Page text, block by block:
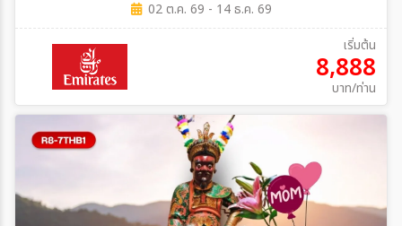
02 ต.ค. 69 - 14 ธ.ค. 69
เริ่มต้น
8,888
บาท/ท่าน